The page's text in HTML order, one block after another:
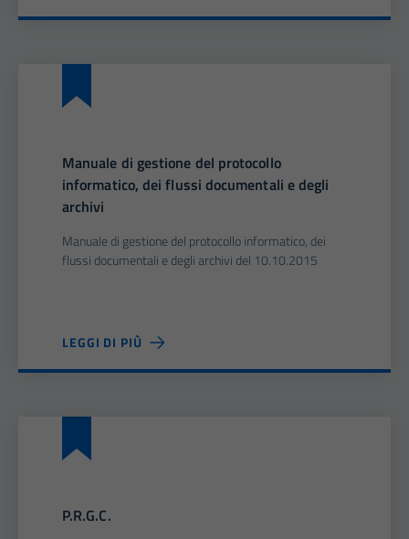
Manuale di gestione del protocollo
informatico, dei flussi documentali e degli
archivi
Manuale di gestione del protocollo informatico, dei
flussi documentali e degli archivi del 10.10.2015
LEGGI DI PIÙ
P.R.G.C.